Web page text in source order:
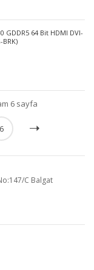
GDDR5 64 Bit HDMI DVI-
BRK)
6 sayfa
6
C Balgat